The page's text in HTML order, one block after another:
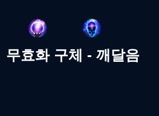
무효화 구체 - 깨달음